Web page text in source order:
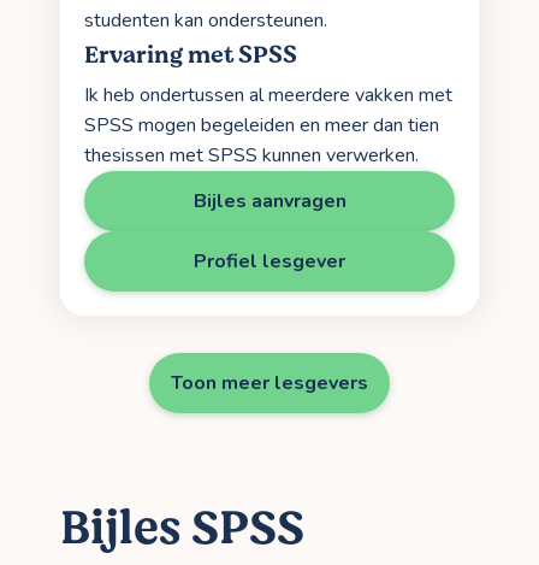
studenten kan ondersteunen.
Ervaring met SPSS
Ik heb ondertussen al meerdere vakken met
SPSS mogen begeleiden en meer dan tien
thesissen met SPSS kunnen verwerken.
Bijles aanvragen
Profiel lesgever
Toon meer lesgevers
Bijles SPSS